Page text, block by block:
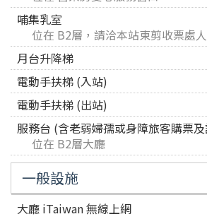
哺集乳室
位在 B2層，請洽本站東剪收票處
月台升降梯
電動手扶梯 (入站)
電動手扶梯 (出站)
服務台 (含老弱婦孺或身障旅客購票
位在 B2層大廳
一般設施
大廳 iTaiwan 無線上網